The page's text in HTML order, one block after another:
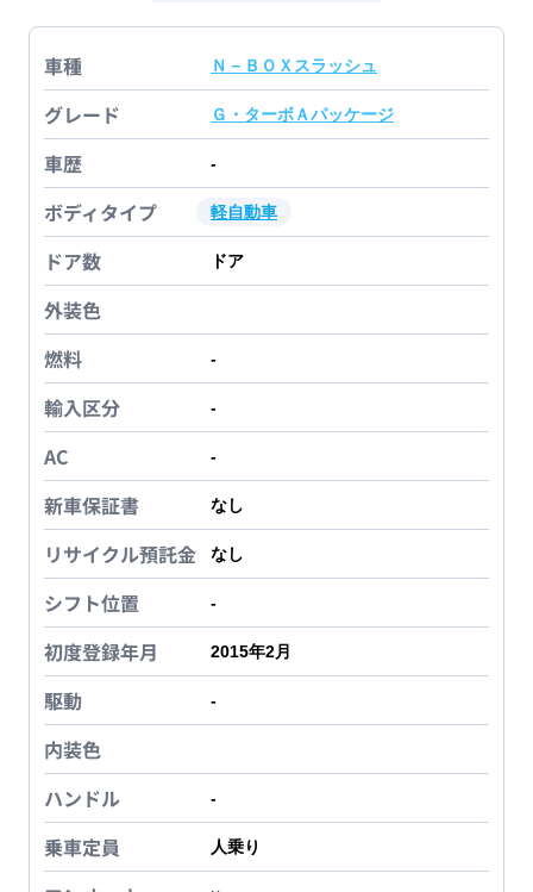
車種 Ｎ－ＢＯＸスラッシュ
グレード Ｇ・ターボＡパッケージ
車歴 -
ボディタイプ 軽自動車
ドア数 ドア
外装色
燃料
-
輸入区分 -
AC -
新車保証書 なし
リサイクル預託金 なし
シフト位置 -
初度登録年月 2015年2月
駆動 -
内装色
ハンドル
-
乗車定員 人乗り